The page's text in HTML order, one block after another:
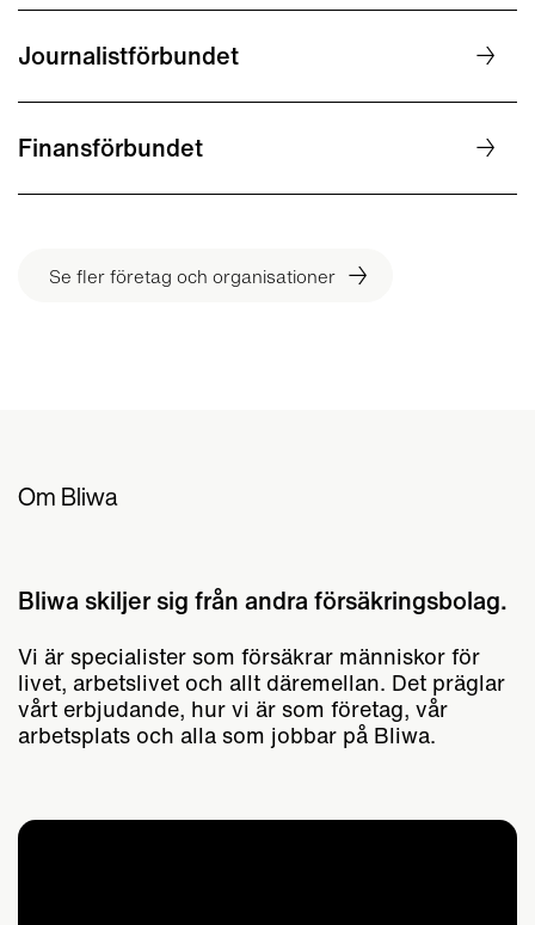
Journalistförbundet
Finansförbundet
Se fler företag och organisationer
Om Bliwa
Bliwa skiljer sig från andra försäkringsbolag.
Vi är specialister som försäkrar människor för
livet, arbetslivet och allt däremellan. Det präglar
vårt erbjudande, hur vi är som företag, vår
arbetsplats och alla som jobbar på Bliwa.